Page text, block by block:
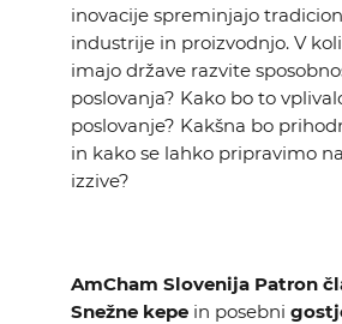
GALERIJA
Želimo postati
inovacije spreminjajo
industrije in proizvodnjo. V
imajo države razvite
poslovanja? Kako bo to
poslovanje? Kakšna bo
in kako se lahko pripravimo
izzive?
AmCham Slovenija Patron
Snežne kepein posebni